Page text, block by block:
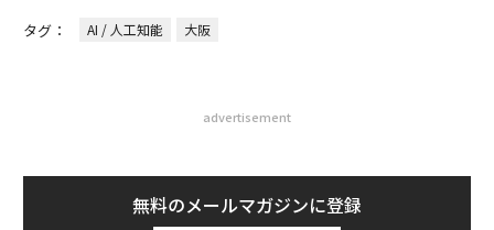
タグ： AI / 人工知能 大阪
advertisement
無料のメールマガジンに登録